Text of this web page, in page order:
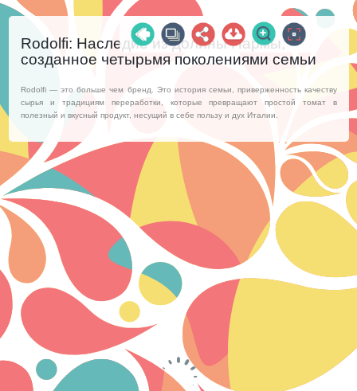
Rodolfi: Наследие из долины Пармы,
созданное четырьмя поколениями семьи
Rodolfi — это больше чем бренд. Это история семьи, приверженность качеству
сырья и традициям переработки, которые превращают простой томат в
полезный и вкусный продукт, несущий в себе пользу и дух Италии.